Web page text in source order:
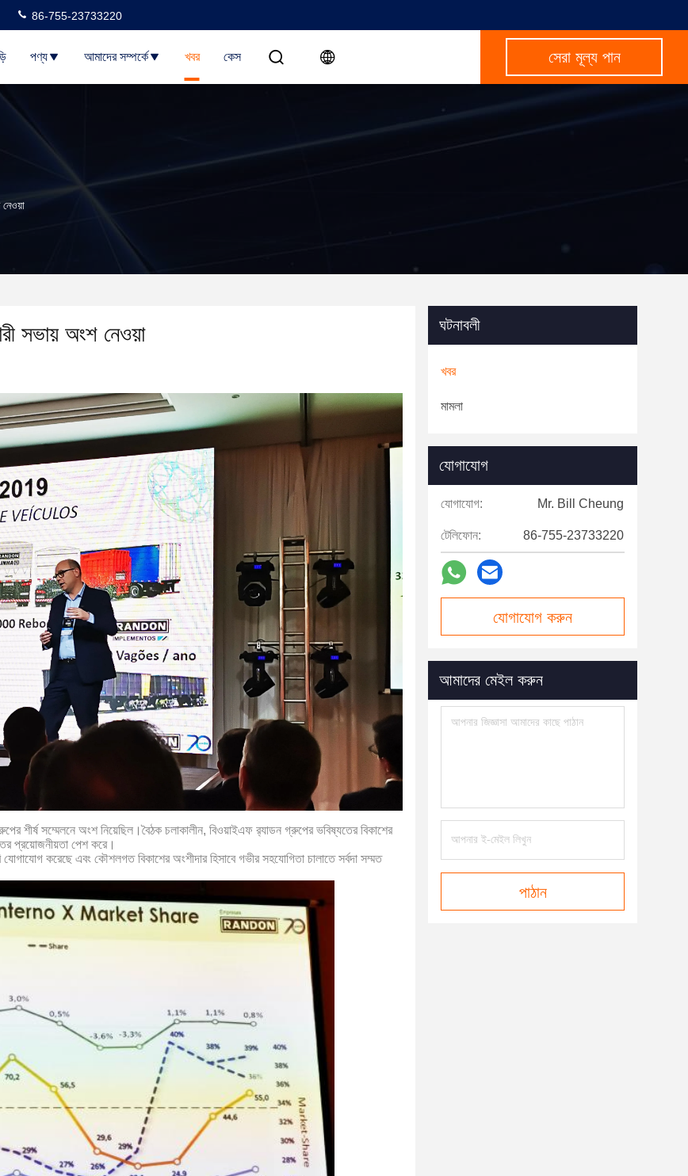
86-755-23733220
পণ্য আমাদের সম্পর্কে খবর কেস সেরা মূল্য পান
সভায় অংশ নেওয়া
সম্মেলনে অংশ নিয়েছিল।বৈঠক চলাকালীন, বিওয়াইএফ র‌্যাডন গ্রুপের ভবিষ্যতের বিকাশের
প্রয়োজনীয়তা পেশ করে।
করেছে এবং কৌশলগত বিকাশের অংশীদার হিসাবে গভীর সহযোগিতা চালাতে সর্বদা সম্মত
ঘটনাবলী
খবর
মামলা
যোগাযোগ
যোগাযোগ: Mr. Bill Cheung
টেলিফোন: 86-755-23733220
যোগাযোগ করুন
আমাদের মেইল ​​করুন
পাঠান